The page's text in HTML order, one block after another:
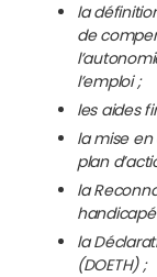
la
de
l’emploi ;
les aides
la mise
plan
la
handicapé
la
(DOETH) ;